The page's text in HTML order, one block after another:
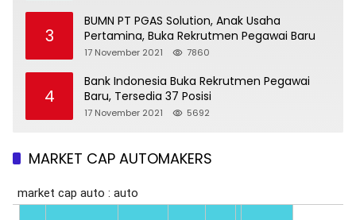
3
BUMN PT PGAS Solution, Anak Usaha
Pertamina, Buka Rekrutmen Pegawai Baru
17 November 2021 7860
4
Bank Indonesia Buka Rekrutmen Pegawai
Baru, Tersedia 37 Posisi
17 November 2021 5692
MARKET CAP AUTOMAKERS